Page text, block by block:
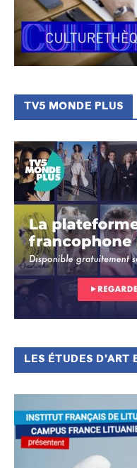
TV5 MONDE PLUS
LES ÉTUDES D’ART